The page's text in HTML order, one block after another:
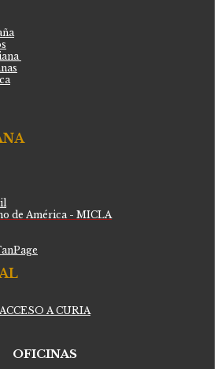
de América - MICLA
ACCESO A CURIA
OFICINAS